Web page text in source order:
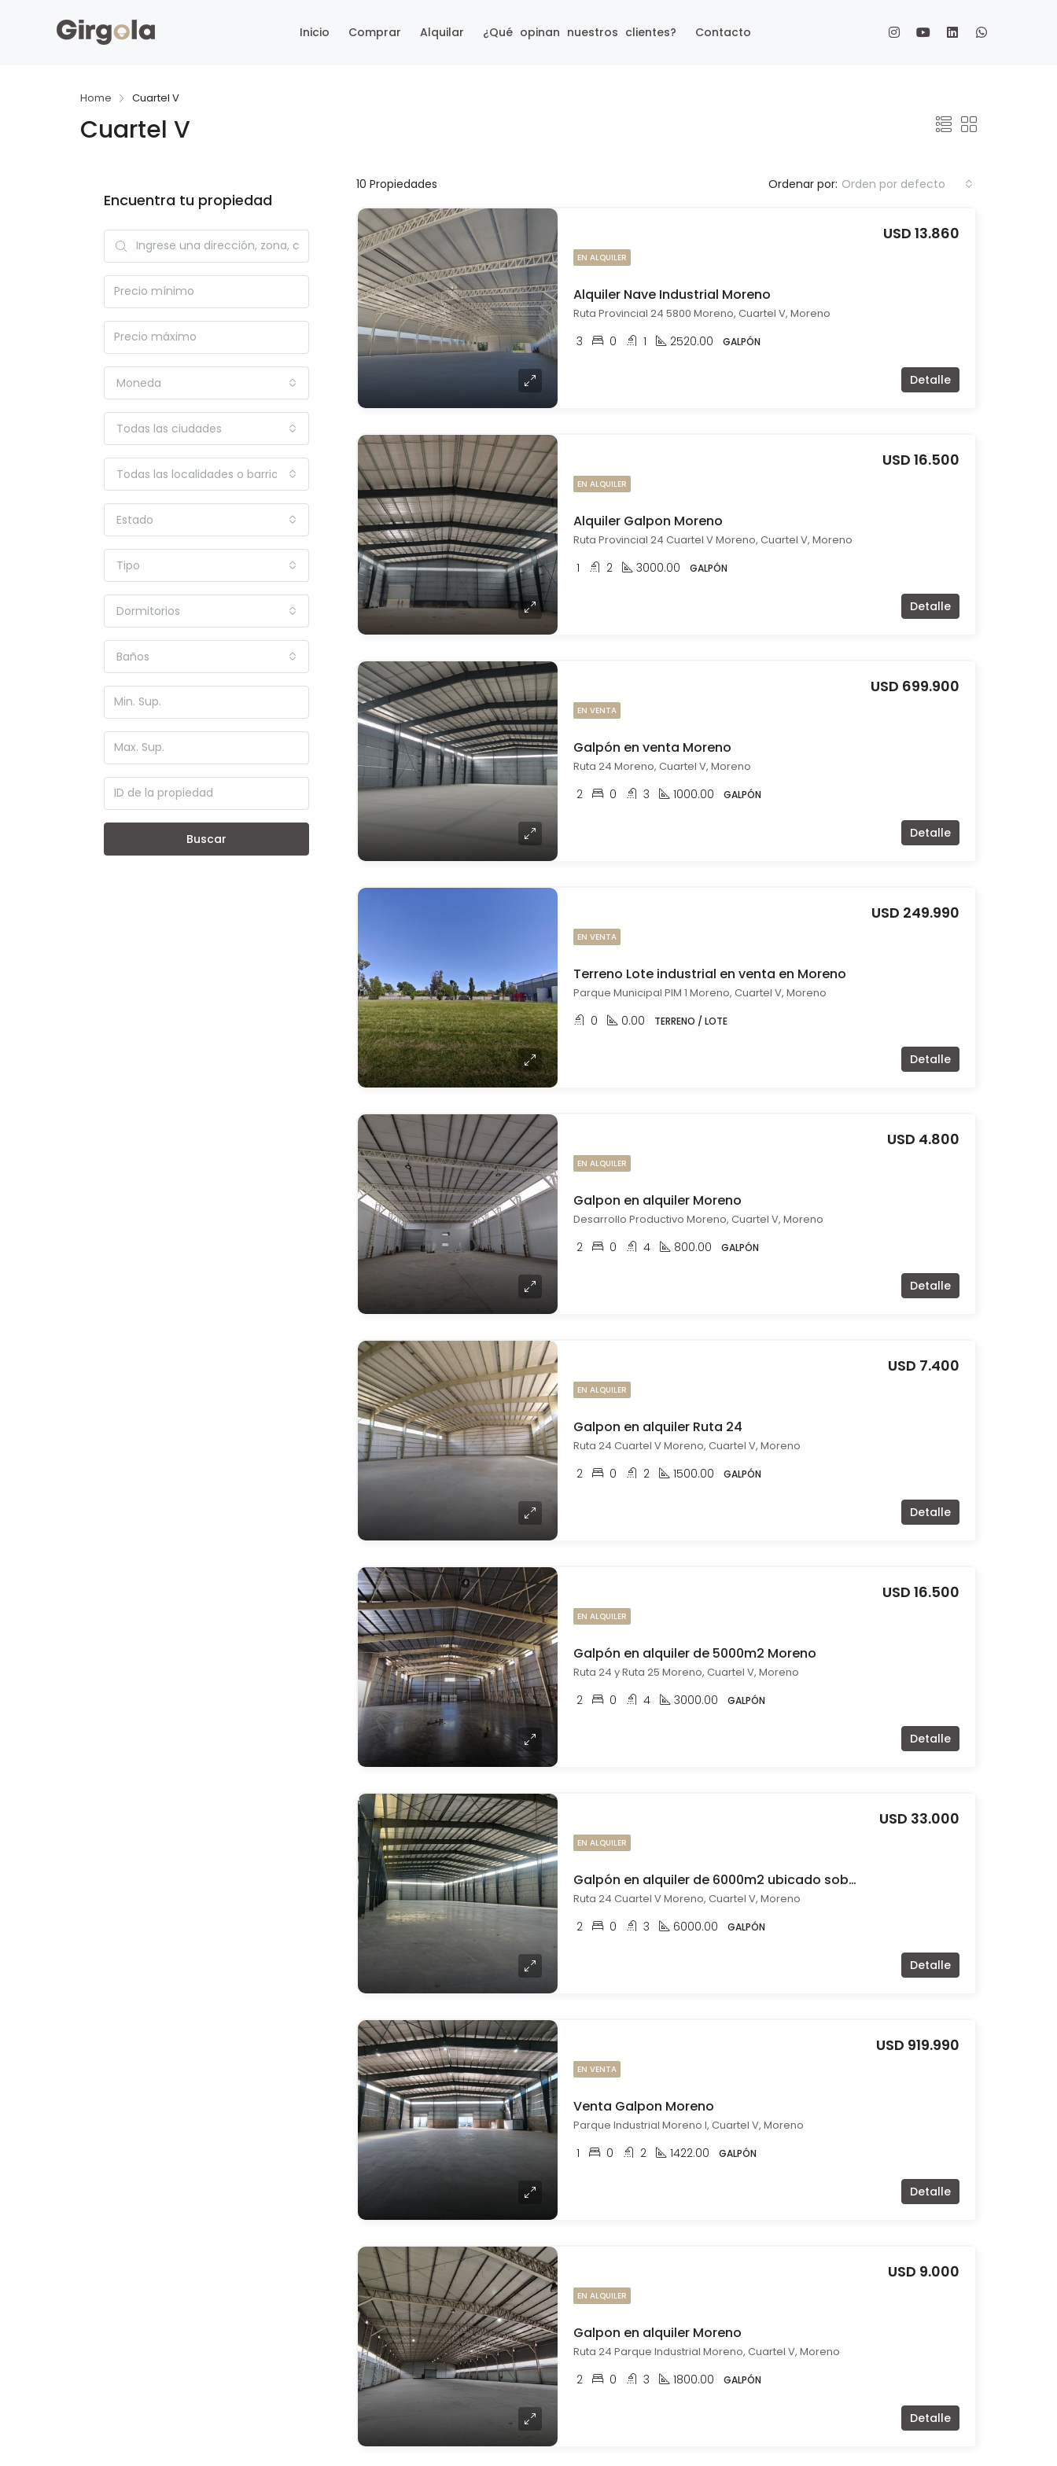
Inicio Comprar Alquilar ¿Qué opinan nuestros clientes? Contacto
Home Cuartel V
Cuartel V
10 Propiedades Ordenar por: Orden por defecto
EN ALQUILER
Alquiler Nave Industrial Moreno
USD 13.860
Ruta Provincial 24 5800 Moreno, Cuartel V, Moreno
3 0 1 2520.00 GALPÓN
Detalle
EN ALQUILER
Alquiler Galpon Moreno
USD 16.500
Ruta Provincial 24 Cuartel V Moreno, Cuartel V, Moreno
1 2 3000.00 GALPÓN
Detalle
EN VENTA
Galpón en venta Moreno
USD 699.900
Ruta 24 Moreno, Cuartel V, Moreno
2 0 3 1000.00 GALPÓN
Detalle
EN VENTA
Terreno Lote industrial en venta en Moreno
USD 249.990
Parque Municipal PIM 1 Moreno, Cuartel V, Moreno
0 0.00 TERRENO / LOTE
Detalle
EN ALQUILER
Galpon en alquiler Moreno
USD 4.800
Desarrollo Productivo Moreno, Cuartel V, Moreno
2 0 4 800.00 GALPÓN
Detalle
EN ALQUILER
Galpon en alquiler Ruta 24
USD 7.400
Ruta 24 Cuartel V Moreno, Cuartel V, Moreno
2 0 2 1500.00 GALPÓN
Detalle
EN ALQUILER
Galpón en alquiler de 5000m2 Moreno
USD 16.500
Ruta 24 y Ruta 25 Moreno, Cuartel V, Moreno
2 0 4 3000.00 GALPÓN
Detalle
EN ALQUILER
Galpón en alquiler de 6000m2 ubicado sobre Ruta 24
USD 33.000
Ruta 24 Cuartel V Moreno, Cuartel V, Moreno
2 0 3 6000.00 GALPÓN
Detalle
EN VENTA
Venta Galpon Moreno
USD 919.990
Parque Industrial Moreno I, Cuartel V, Moreno
1 0 2 1422.00 GALPÓN
Detalle
EN ALQUILER
Galpon en alquiler Moreno
USD 9.000
Ruta 24 Parque Industrial Moreno, Cuartel V, Moreno
2 0 3 1800.00 GALPÓN
Detalle
Encuentra tu propiedad
Moneda
Todas las ciudades
Todas las localidades o barrios
Estado
Tipo
Dormitorios
Baños
Buscar